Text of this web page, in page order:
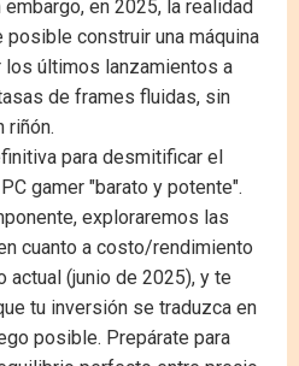
en 2025, la realidad
construir una máquina
últimos lanzamientos a
de frames fluidas, sin
riñón.
para desmitificar el
gamer "barato y potente".
exploraremos las
cuanto a costo/rendimiento
(junio de 2025), y te
tu inversión se traduzca en
posible. Prepárate para